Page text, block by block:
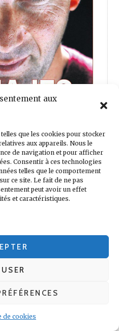
aux
que les cookies pour stocker
aux appareils. Nous le
de navigation et pour afficher
Consentir à ces technologies
telles que le comportement
ce site. Le fait de ne pas
peut avoir un effet
et caractéristiques.
de cookies
français croit qu’il a un
tous les titres sans
hivernal.